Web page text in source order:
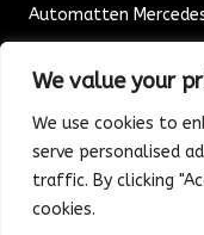
We value your
We use cookies to
serve personalised
traffic. By clicking
cookies.
Automatten
ALGEMENE
Algemene
Verzending &
Retouren & Ruilen